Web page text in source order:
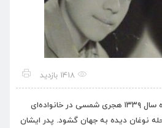
1418 بازدید
سید ابراهیم رئیسی در آذرماه سال ۱۳۳۹ هجری شمسی در خانواده‌‌ای
نوغان دیده به جهان گشود. پدر ایشان